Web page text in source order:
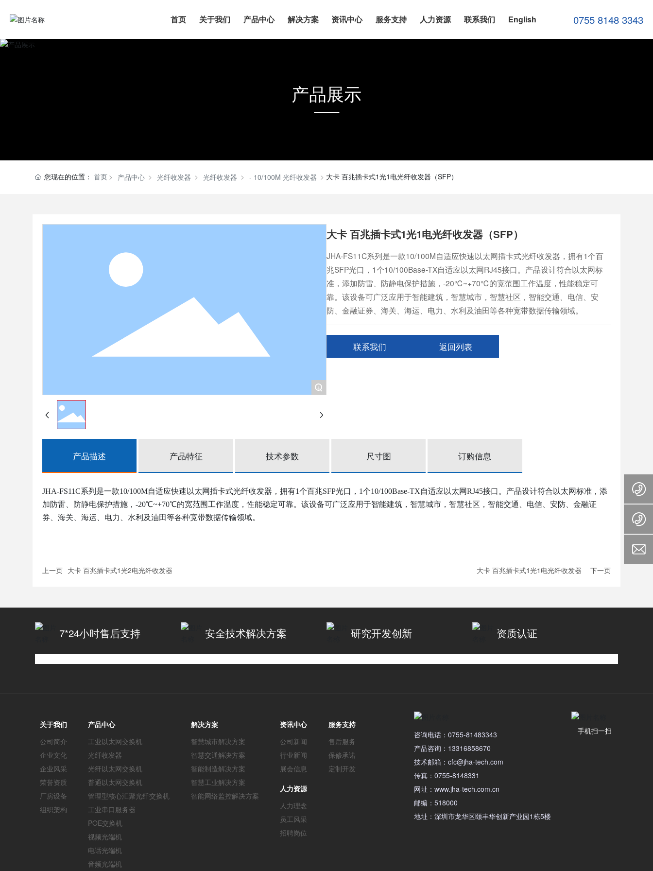
首页 关于我们 产品中心 解决方案 资讯中心 服务支持 人力资源 联系我们 English 0755 8148 3343
产品展示
您现在的位置： 首页 产品中心 光纤收发器 光纤收发器 - 10/100M 光纤收发器 大卡 百兆插卡式1光1电光纤收发器（SFP）
+
大卡 百兆插卡式1光1电光纤收发器（SFP）
JHA-FS11C系列是一款10/100M自适应快速以太网插卡式光纤收发器，拥有1个百
兆SFP光口，1个10/100Base-TX自适应以太网RJ45接口。产品设计符合以太网标
准，添加防雷、防静电保护措施，-20℃~+70℃的宽范围工作温度，性能稳定可
靠。该设备可广泛应用于智能建筑，智慧城市，智慧社区，智能交通、电信、安
防、金融证券、海关、海运、电力、水利及油田等各种宽带数据传输领域。
联系我们 返回列表
产品描述 产品特征 技术参数 尺寸图 订购信息
JHA-FS11C系列是一款10/100M自适应快速以太网插卡式光纤收发器，拥有1个百兆SFP光口， 1个10/100Base-TX自适应以太网RJ45接口。产品设计符合以太网标准，添
加防雷、防静电保护措施，-20℃~+70℃的宽范围工作温度，性能稳定可靠。该设备可广泛应用于智能建筑，智慧城市，智慧社区，智能交通、电信、安防、金融证
券、海关、海运、电力、水利及油田等各种宽带数据传输领域。
上一页 大卡 百兆插卡式1光2电光纤收发器 大卡 百兆插卡式1光1电光纤收发器 下一页
7*24小时售后支持 安全技术解决方案 研究开发创新 资质认证
关于我们
公司简介
企业文化
企业风采
荣誉资质
厂房设备
组织架构
产品中心
工业以太网交换机
光纤收发器
光纤以太网交换机
普通以太网交换机
管理型核心汇聚光纤交换机
工业串口服务器
POE交换机
视频光端机
电话光端机
音频光端机
解决方案
智慧城市解决方案
智慧交通解决方案
智能制造解决方案
智慧工业解决方案
智能网络监控解决方案
资讯中心
公司新闻
行业新闻
展会信息
服务支持
售后服务
保修承诺
定制开发
人力资源
人力理念
员工风采
招聘岗位
咨询电话：0755-81483343
产品咨询：13316858670
技术邮箱：cfc@jha-tech.com
传真：0755-8148331
网址：www.jha-tech.com.cn
邮编：518000
地址：深圳市龙华区颐丰华创新产业园1栋5楼
手机扫一扫